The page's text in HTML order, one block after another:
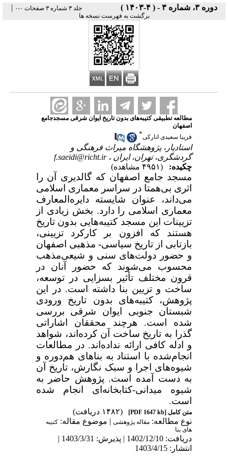
دوره ۳، شماره ۳ - ( ۴-۱۴۰۳ ) جلد ۳ شماره ۳ صفحات ۰-۰ |
برگشت به فهرست نسخه ها
مطالعه تطبیقی کتیبه‌های بدون تاریخ ایوان شرقی مسجدجامع
اصفهان
فریبا سعیدی انارکی*
استادیار، پژوهشگاه میراث فرهنگی و
گردشگری، تهران، ایران ،f.saeidi@richt.ir
چکیده:
(۴۹۵۱ مشاهده)
مسجد جامع اصفهان که گالدیری آن را
اثری بی‌همتا در سراسر معماری اسلامی
می‌داند، عنوان شایسته دایره‌المعارف
معماری اسلامی را دارد. بخش زیادی از
تزیینات این مسجد کتیبه‌هایی بدون تاریخ
هستند که افزون بر کارکرد تزیینی،
بازتابی از تاریخ سیاسی- مذهبی اصفهان
و حضور دولت‌های سنی و شیعی‌مذهب
محسوب می‌شوند که حضور آنان در
قرون مختلف تأثیر بسزایی در توسعه،
ساخت و تزیین بنا داشته است. در این
پژوهش، کتیبه‌های بدون تاریخ ورودی
شبستان جنوبی ایوان شرقی بررسی
شده است. هرچند محققان اشاراتی
گذرا به تاریخ ساخت آن کرده‌اند، شواهد
و ادله کافی ارائه نداده‌اند. در مطالعات
انجام‌شده با استناد به بناهای هم‌دوره و
شیوه‌های اجرا و سبک نگارش، تاریخ آن
به دست آمده است. پژوهش حاضر به
شیوه میدانی-کتابخانه‌ای انجام شده
است.
متن کامل [PDF 1647 kb]
(۱۴۸۲ دریافت)
نوع مطالعه: مقاله پژوهشی| موضوع مقاله: کتیبه
های بنا
دریافت: 1402/12/10 | پذیرش: 1403/3/31 |
انتشار: 1403/4/15